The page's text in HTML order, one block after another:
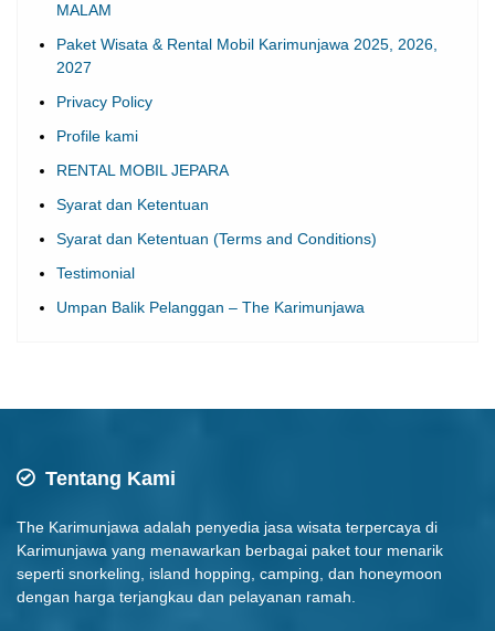
MALAM
Paket Wisata & Rental Mobil Karimunjawa 2025, 2026,
2027
Privacy Policy
Profile kami
RENTAL MOBIL JEPARA
Syarat dan Ketentuan
Syarat dan Ketentuan (Terms and Conditions)
Testimonial
Umpan Balik Pelanggan – The Karimunjawa
Tentang Kami
The Karimunjawa adalah penyedia jasa wisata terpercaya di
Karimunjawa yang menawarkan berbagai paket tour menarik
seperti snorkeling, island hopping, camping, dan honeymoon
dengan harga terjangkau dan pelayanan ramah.